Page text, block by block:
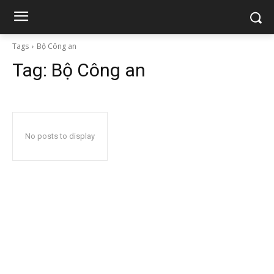
Tags Bộ Công an
Tag: Bộ Công an
No posts to display